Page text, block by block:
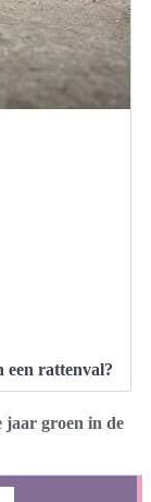
een rattenval?
jaar groen in de